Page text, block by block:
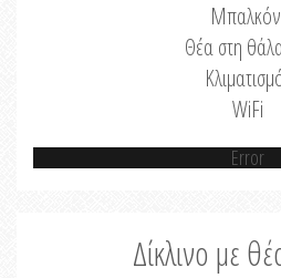
Θέα στη
WiFi
Error
Δίκλινο με